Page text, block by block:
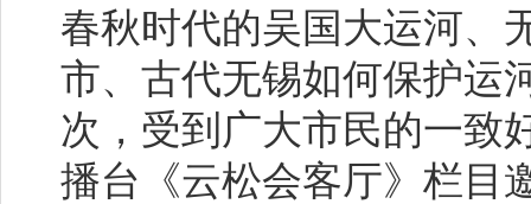
春秋时代的吴国大运河、
市、古代无锡如何保护运
次，受到广大市民的一致
播台《云松会客厅》栏目